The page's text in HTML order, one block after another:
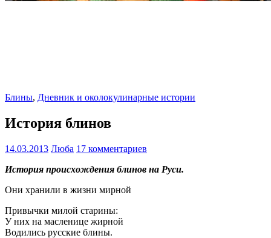
Блины, Дневник и околокулинарные истории
История блинов
14.03.2013 Люба 17 комментариев
История происхождения блинов на Руси.
Они хранили в жизни мирной
Привычки милой старины:
У них на масленице жирной
Водились русские блины.